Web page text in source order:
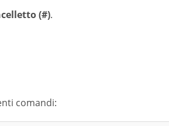
(#).
comandi: